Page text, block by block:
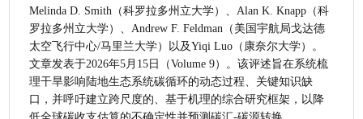
Melinda D. Smith（科罗拉多州立大学）、Alan K. Knapp（科
罗拉多州立大学）、Andrew F. Feldman（美国宇航局戈达德
太空飞行中心/马里兰大学）以及Yiqi Luo（康奈尔大学）。
文章发表于2026年5月15日（Volume 9）。该评述旨在系统梳
理干旱影响陆地生态系统碳循环的动态过程、关键知识缺
口，并呼吁建立跨尺度的、基于机理的综合研究框架，以降